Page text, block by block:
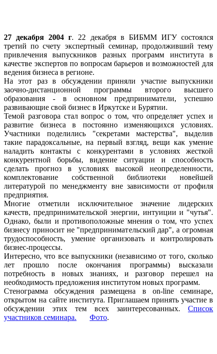
27 декабря 2004 г. 22 декабря в БИБММ ИГУ состоялся
третий по счету экспертный семинар, продолживший тему
привлечения выпускников разных программ института в
качестве экспертов по вопросам барьеров и возможностей для
ведения бизнеса в регионе.
На этот раз в обсуждении приняли участие выпускники
заочно-дистанционной программы второго высшего
образования - в основном предприниматели, успешно
развивающие свой бизнес в Иркутске и Бурятии.
Темой разговора стал вопрос о том, что определяет успех и
развитие бизнеса в постоянно изменяющихся условиях.
Участники поделились "секретами мастерства", выделив
такие парадоксальные, на первый взгляд, вещи как умение
наладить контакты с конкурентами в условиях жесткой
конкурентной борьбы, видение ситуации и способность
сделать прогноз в условиях высокой неопределенности,
комплектование собственной библиотеки новейшей
литературой по менеджменту вне зависимости от профиля
предприятия.
Многие отметили исключительное значение лидерских
качеств, предпринимательской энергии, интуиции и "чутья".
Однако, были и противоположные мнения о том, что успех
бизнесу приносит не "предпринимательский дар", а огромная
трудоспособность, умение организовать и контролировать
бизнес-процессы.
Интересно, что все выпускники (независимо от того, сколько
лет прошло после окончания программы) высказали
потребность в новых знаниях, и разговор перешел на
необходимость предложения институтом новых программ.
Стенограмма обсуждения размещена в on-line семинаре,
открытом на сайте института. Приглашаем принять участие в
обсуждении этих тем всех заинтересованных. Список
участников семинара.
Фото.